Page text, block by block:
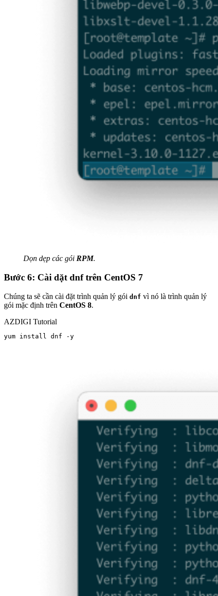
Dọn dẹp các gói RPM.
Bước 6: Cài dặt dnf trên CentOS 7
Chúng ta sẽ cần cài đặt trình quản lý gói dnf vì nó là trình quản lý
gói mặc định trên CentOS 8.
AZDIGI Tutorial
yum install dnf -y